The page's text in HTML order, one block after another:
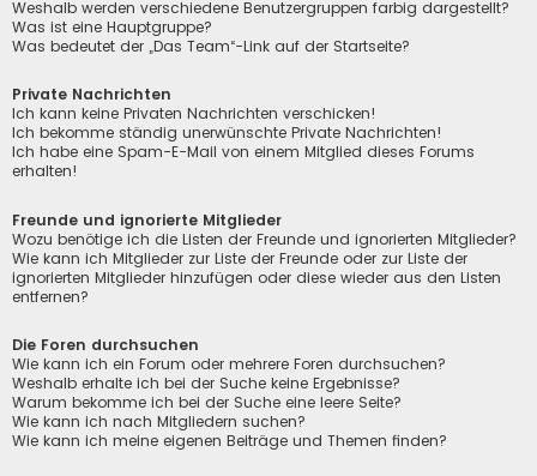
Weshalb werden verschiedene Benutzergruppen farbig dargestellt?
Was ist eine Hauptgruppe?
Was bedeutet der „Das Team“-Link auf der Startseite?
Private Nachrichten
Ich kann keine Privaten Nachrichten verschicken!
Ich bekomme ständig unerwünschte Private Nachrichten!
Ich habe eine Spam-E-Mail von einem Mitglied dieses Forums
erhalten!
Freunde und ignorierte Mitglieder
Wozu benötige ich die Listen der Freunde und ignorierten Mitglieder?
Wie kann ich Mitglieder zur Liste der Freunde oder zur Liste der
ignorierten Mitglieder hinzufügen oder diese wieder aus den Listen
entfernen?
Die Foren durchsuchen
Wie kann ich ein Forum oder mehrere Foren durchsuchen?
Weshalb erhalte ich bei der Suche keine Ergebnisse?
Warum bekomme ich bei der Suche eine leere Seite?
Wie kann ich nach Mitgliedern suchen?
Wie kann ich meine eigenen Beiträge und Themen finden?